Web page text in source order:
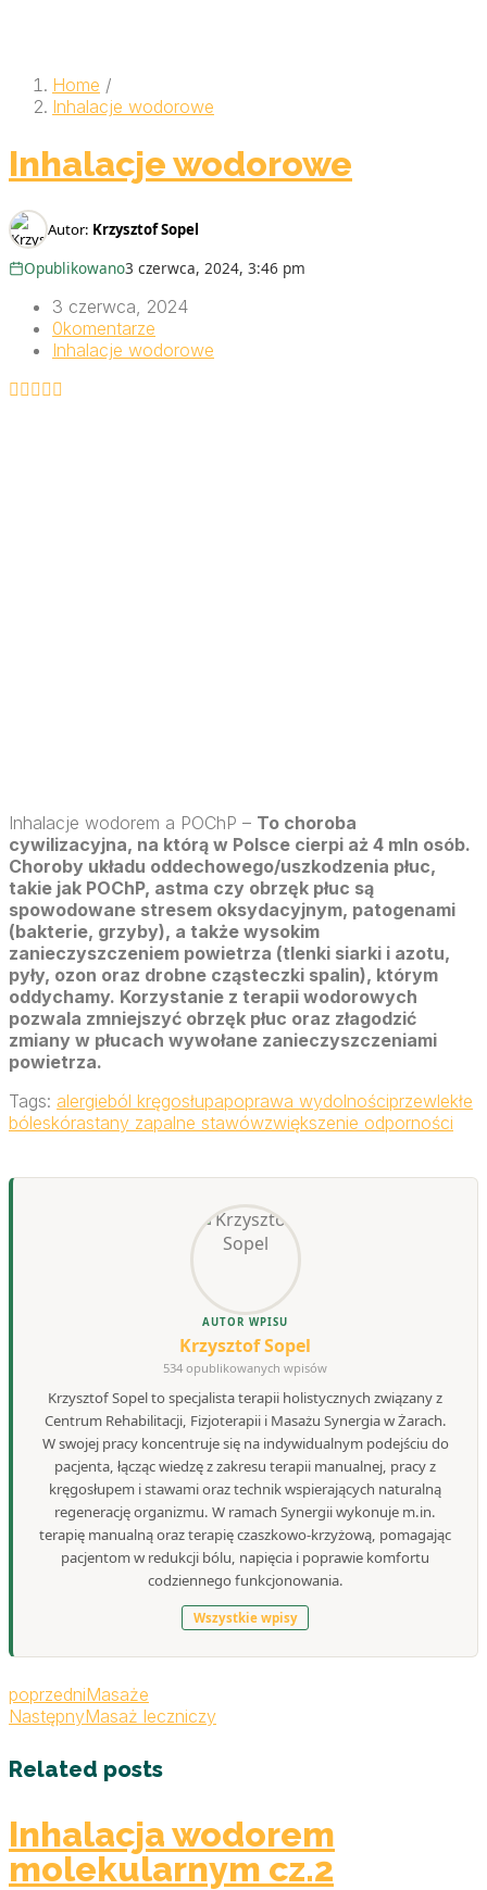
Home /
Inhalacje wodorowe
Inhalacje wodorowe
Autor: Krzysztof Sopel
Opublikowano3 czerwca, 2024, 3:46 pm
3 czerwca, 2024
0komentarze
Inhalacje wodorowe
Inhalacje wodorem a POChP – To choroba
cywilizacyjna, na którą w Polsce cierpi aż 4 mln osób.
Choroby układu oddechowego/uszkodzenia płuc,
takie jak POChP, astma czy obrzęk płuc są
spowodowane stresem oksydacyjnym, patogenami
(bakterie, grzyby), a także wysokim
zanieczyszczeniem powietrza (tlenki siarki i azotu,
pyły, ozon oraz drobne cząsteczki spalin), którym
oddychamy. Korzystanie z terapii wodorowych
pozwala zmniejszyć obrzęk płuc oraz złagodzić
zmiany w płucach wywołane zanieczyszczeniami
powietrza.
Tags: alergieból kręgosłupapoprawa wydolnościprzewlekłe
bóleskórastany zapalne stawówzwiększenie odporności
AUTOR WPISU
Krzysztof Sopel
534 opublikowanych wpisów
Krzysztof Sopel to specjalista terapii holistycznych związany z
Centrum Rehabilitacji, Fizjoterapii i Masażu Synergia w Żarach.
W swojej pracy koncentruje się na indywidualnym podejściu do
pacjenta, łącząc wiedzę z zakresu terapii manualnej, pracy z
kręgosłupem i stawami oraz technik wspierających naturalną
regenerację organizmu. W ramach Synergii wykonuje m.in.
terapię manualną oraz terapię czaszkowo-krzyżową, pomagając
pacjentom w redukcji bólu, napięcia i poprawie komfortu
codziennego funkcjonowania.
Wszystkie wpisy
poprzedniMasaże
NastępnyMasaż leczniczy
Related posts
Inhalacja wodorem
molekularnym cz.2